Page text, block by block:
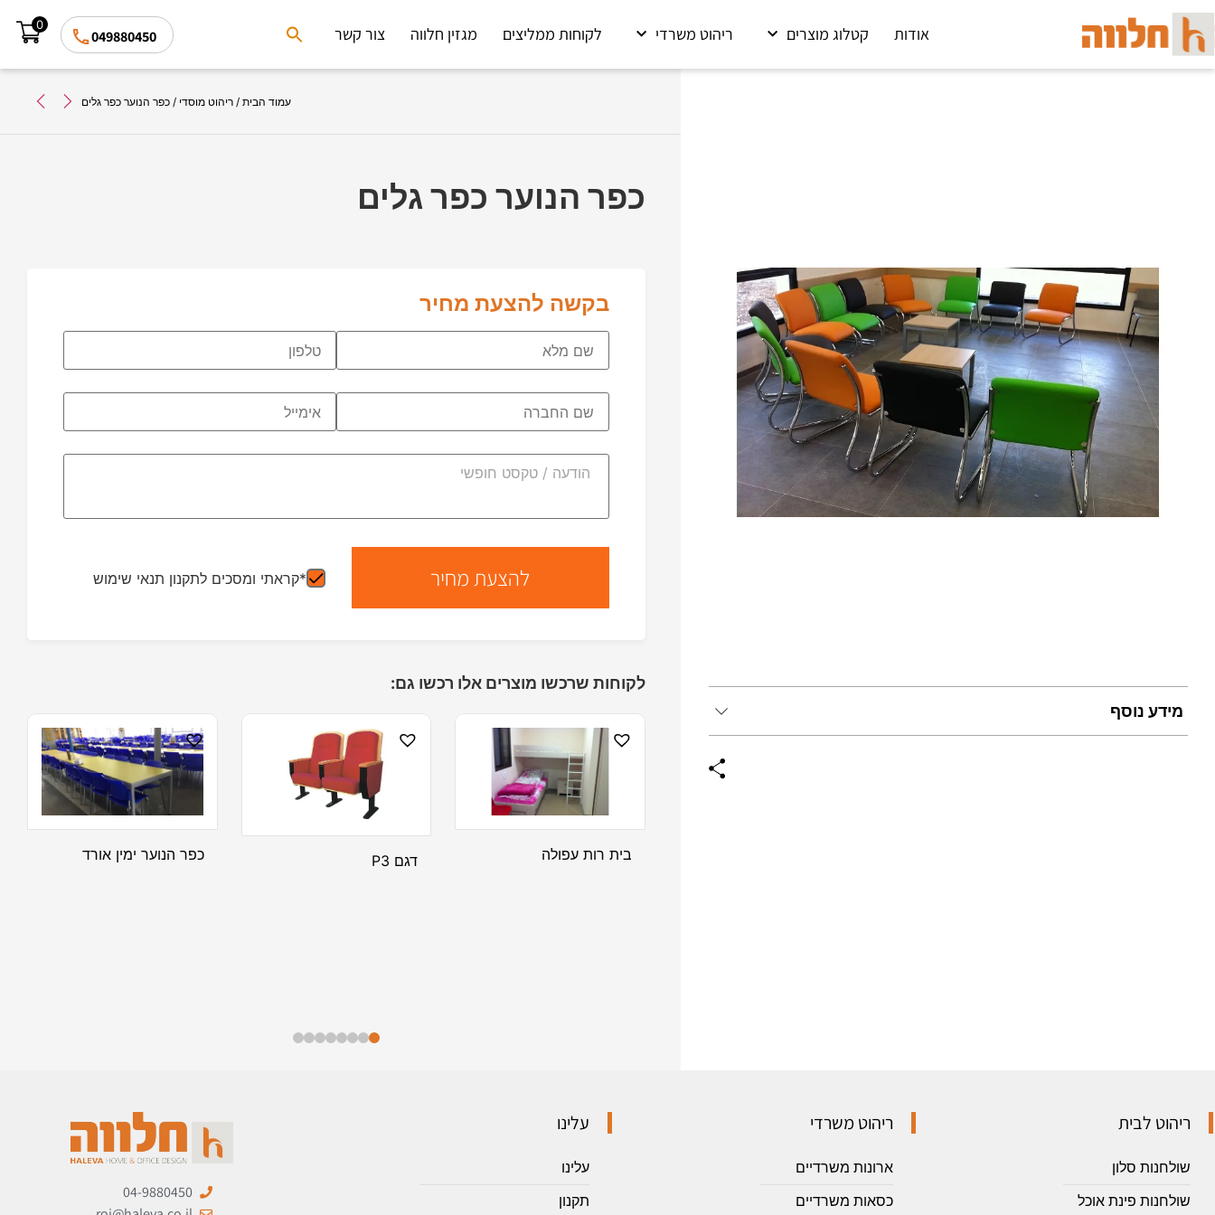
אודות קטלוג מוצרים ריהוט משרדי לקוחות ממליצים מגזין חלווה צור קשר
Search
for:
049880450
0
עמוד הבית / ריהוט מוסדי / כפר הנוער כפר גלים
מידע נוסף
כפר הנוער כפר גלים
בקשה להצעת מחיר
*קראתי ומסכים לתקנון תנאי שימוש
לקוחות שרכשו מוצרים אלו רכשו גם:
בית רות עפולה דגם P3 כפר הנוער ימין אורד
ריהוט לבית
שולחנות סלון
שולחנות פינת אוכל
ריהוט משרדי
ארונות משרדיים
כסאות משרדיים
עלינו
עלינו
תקנון
04-9880450